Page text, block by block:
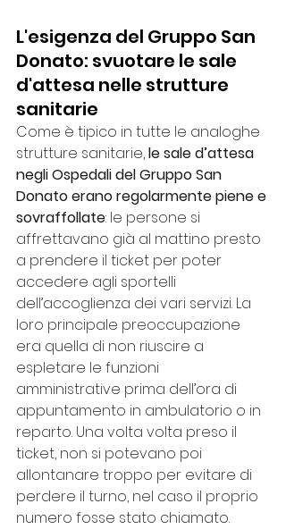
L'esigenza del Gruppo San
Donato: svuotare le sale
d'attesa nelle strutture
sanitarie
Come è tipico in tutte le analoghe
strutture sanitarie, le sale d’attesa
negli Ospedali del Gruppo San
Donato erano regolarmente piene e
sovraffollate: le persone si
affrettavano già al mattino presto
a prendere il ticket per poter
accedere agli sportelli
dell’accoglienza dei vari servizi. La
loro principale preoccupazione
era quella di non riuscire a
espletare le funzioni
amministrative prima dell’ora di
appuntamento in ambulatorio o in
reparto. Una volta volta preso il
ticket, non si potevano poi
allontanare troppo per evitare di
perdere il turno, nel caso il proprio
numero fosse stato chiamato.